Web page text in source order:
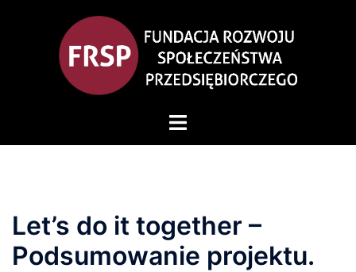
Let’s do it together –
Podsumowanie projektu.